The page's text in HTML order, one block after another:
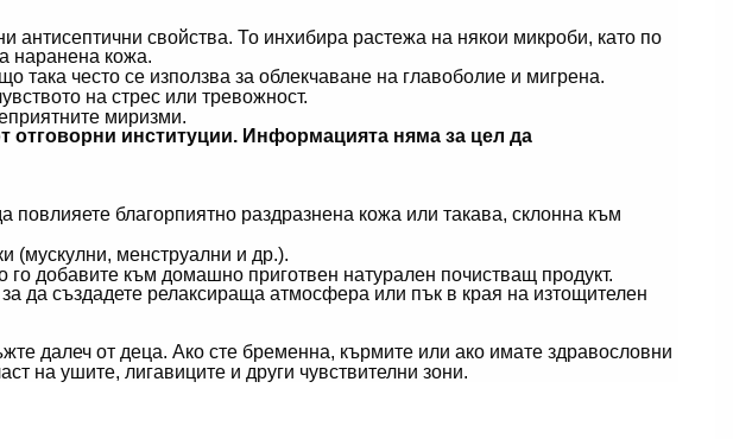
свойства. То инхибира растежа на някои микроби, като по
наранена кожа.
така често се използва за облекчаване на главоболие и мигрена.
на стрес или тревожност.
миризми.
отговорни институции. Информацията няма за цел да
благорпиятно раздразнена кожа или такава, склонна към
(мускулни, менструални и др.).
добавите към домашно приготвен натурален почистващ продукт.
да създадете релаксираща атмосфера или пък в края на изтощителен
далеч от деца. Ако сте бременна, кърмите или ако имате здравословни
на ушите, лигавиците и други чувствителни зони.